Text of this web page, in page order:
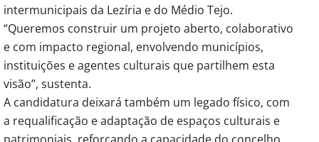
intermunicipais da Lezíria e do Médio Tejo.
“Queremos construir um projeto aberto, colaborativo
e com impacto regional, envolvendo municípios,
instituições e agentes culturais que partilhem esta
visão”, sustenta.
A candidatura deixará também um legado físico, com
a requalificação e adaptação de espaços culturais e